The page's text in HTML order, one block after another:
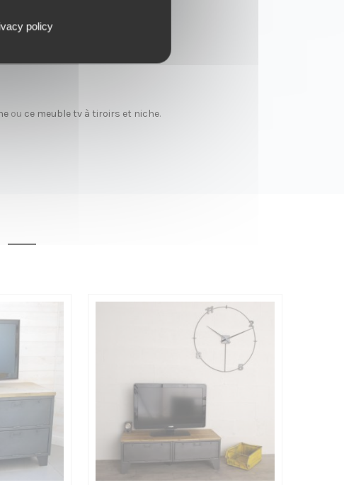
ou ce meuble tv à tiroirs et niche.
policy